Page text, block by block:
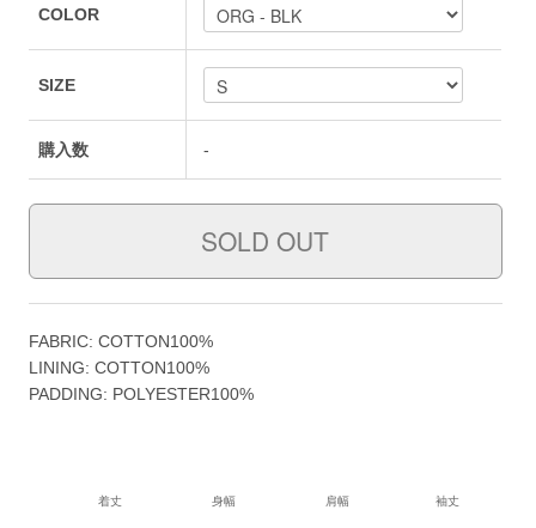
COLOR
SIZE
購入数 -
FABRIC: COTTON100%
LINING: COTTON100%
PADDING: POLYESTER100%
着丈 身幅 肩幅 袖丈